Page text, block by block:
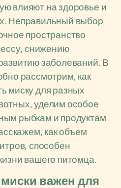
влияют на здоровье и
Неправильный выбор
пространство
снижению
заболеваний. В
рассмотрим, как
миску для разных
уделим особое
рыбкам и продуктам
как объем
способен
вашего питомца.
важен для